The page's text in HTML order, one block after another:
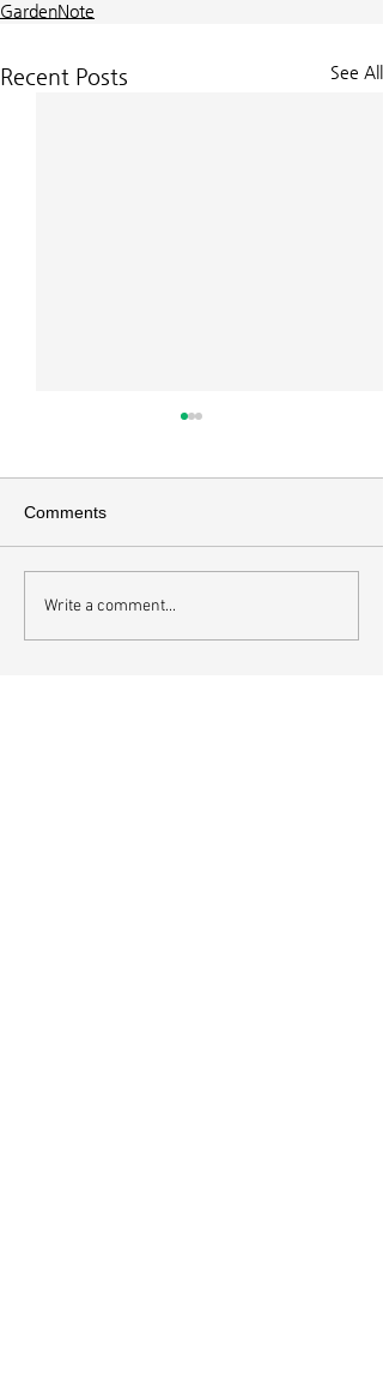
GardenNote
Recent Posts See All
오직 예수
Comments
Write a comment...